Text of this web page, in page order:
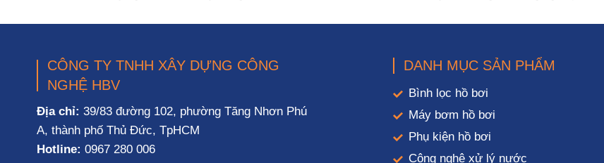
CÔNG TY TNHH XÂY DỰNG CÔNG
NGHỆ HBV
Địa chỉ: 39/83 đường 102, phường Tăng Nhơn Phú
A, thành phố Thủ Đức, TpHCM
Hotline: 0967 280 006
DANH MỤC SẢN PHẨM
Bình lọc hồ bơi
Máy bơm hồ bơi
Phụ kiện hồ bơi
Công nghệ xử lý nước